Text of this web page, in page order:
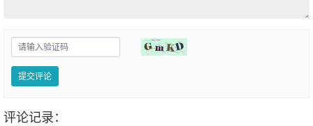
提交评论
评论记录：